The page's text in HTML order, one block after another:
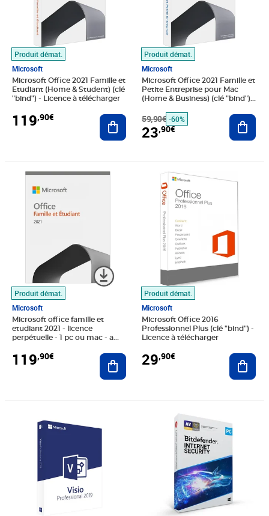
Produit démat.
Microsoft
Microsoft Office 2021 Famille et
Etudiant (Home & Student) (clé
"bind") - Licence à télécharger
119,90€ Ajouter au panier
Produit démat.
Microsoft
Microsoft Office 2021 Famille et
Petite Entreprise pour Mac
(Home & Business) (clé "bind") -
59,90€ -60%
23,90€
Produit démat.
Microsoft
Microsoft office famille et
etudiant 2021 - licence
perpétuelle - 1 pc ou mac - a
119,90€
Prix 119,90€
Ajouter au panier
Produit démat.
Microsoft
Microsoft Office 2016
Professionnel Plus (clé "bind") -
Licence à télécharger
29,90€
Prix 29,90€
Prix 26,90€